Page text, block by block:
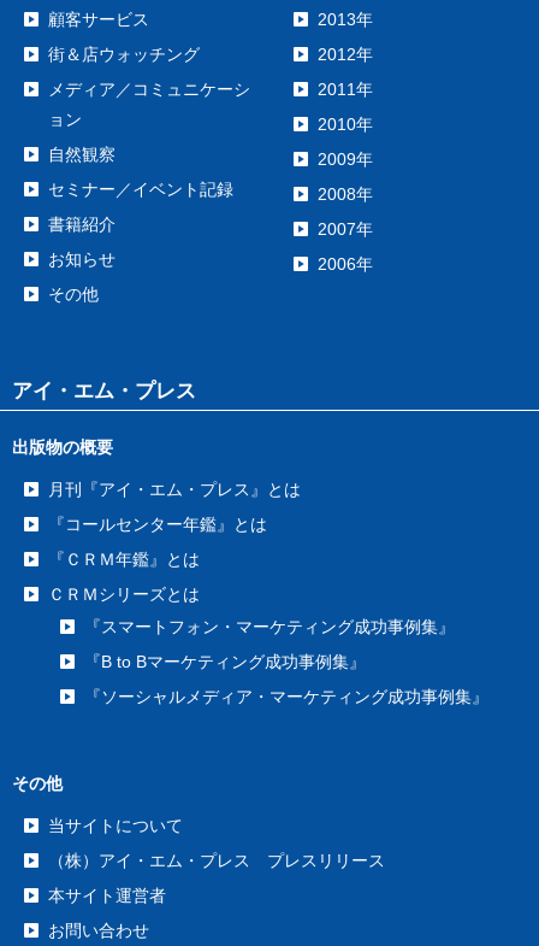
顧客サービス
街＆店ウォッチング
メディア／コミュニケーシ
ョン
自然観察
セミナー／イベント記録
書籍紹介
お知らせ
その他
2013年
2012年
2011年
2010年
2009年
2008年
2007年
2006年
アイ・エム・プレス
出版物の概要
月刊『アイ・エム・プレス』とは
『コールセンター年鑑』とは
『ＣＲＭ年鑑』とは
ＣＲＭシリーズとは
『スマートフォン・マーケティング成功事例集』
『B to Bマーケティング成功事例集』
『ソーシャルメディア・マーケティング成功事例集』
その他
当サイトについて
（株）アイ・エム・プレス プレスリリース
本サイト運営者
お問い合わせ